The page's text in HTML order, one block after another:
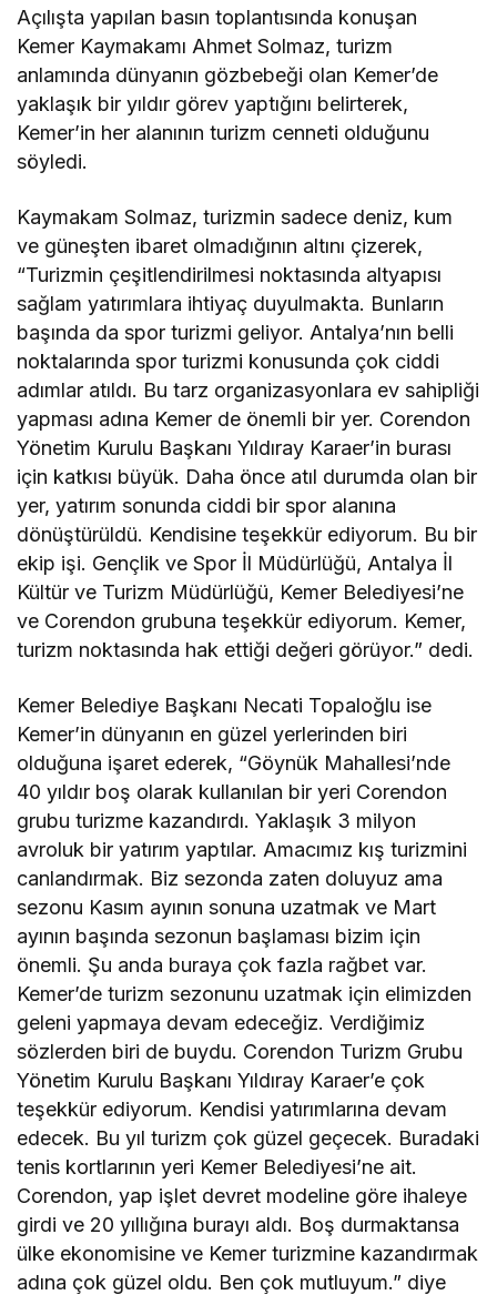
Açılışta yapılan basın toplantısında konuşan
Kemer Kaymakamı Ahmet Solmaz, turizm
anlamında dünyanın gözbebeği olan Kemer’de
yaklaşık bir yıldır görev yaptığını belirterek,
Kemer’in her alanının turizm cenneti olduğunu
söyledi.
Kaymakam Solmaz, turizmin sadece deniz, kum
ve güneşten ibaret olmadığının altını çizerek,
“Turizmin çeşitlendirilmesi noktasında altyapısı
sağlam yatırımlara ihtiyaç duyulmakta. Bunların
başında da spor turizmi geliyor. Antalya’nın belli
noktalarında spor turizmi konusunda çok ciddi
adımlar atıldı. Bu tarz organizasyonlara ev sahipliği
yapması adına Kemer de önemli bir yer. Corendon
Yönetim Kurulu Başkanı Yıldıray Karaer’in burası
için katkısı büyük. Daha önce atıl durumda olan bir
yer, yatırım sonunda ciddi bir spor alanına
dönüştürüldü. Kendisine teşekkür ediyorum. Bu bir
ekip işi. Gençlik ve Spor İl Müdürlüğü, Antalya İl
Kültür ve Turizm Müdürlüğü, Kemer Belediyesi’ne
ve Corendon grubuna teşekkür ediyorum. Kemer,
turizm noktasında hak ettiği değeri görüyor.” dedi.
Kemer Belediye Başkanı Necati Topaloğlu ise
Kemer’in dünyanın en güzel yerlerinden biri
olduğuna işaret ederek, “Göynük Mahallesi’nde
40 yıldır boş olarak kullanılan bir yeri Corendon
grubu turizme kazandırdı. Yaklaşık 3 milyon
avroluk bir yatırım yaptılar. Amacımız kış turizmini
canlandırmak. Biz sezonda zaten doluyuz ama
sezonu Kasım ayının sonuna uzatmak ve Mart
ayının başında sezonun başlaması bizim için
önemli. Şu anda buraya çok fazla rağbet var.
Kemer’de turizm sezonunu uzatmak için elimizden
geleni yapmaya devam edeceğiz. Verdiğimiz
sözlerden biri de buydu. Corendon Turizm Grubu
Yönetim Kurulu Başkanı Yıldıray Karaer’e çok
teşekkür ediyorum. Kendisi yatırımlarına devam
edecek. Bu yıl turizm çok güzel geçecek. Buradaki
tenis kortlarının yeri Kemer Belediyesi’ne ait.
Corendon, yap işlet devret modeline göre ihaleye
girdi ve 20 yıllığına burayı aldı. Boş durmaktansa
ülke ekonomisine ve Kemer turizmine kazandırmak
adına çok güzel oldu. Ben çok mutluyum.” diye